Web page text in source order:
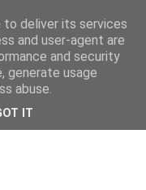
to deliver its services
and user-agent are
and security
generate usage
abuse.
IT